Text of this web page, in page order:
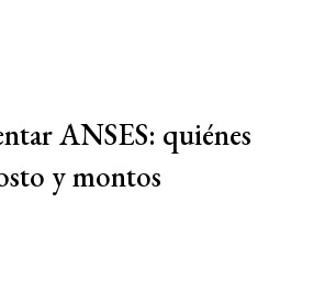
ANSES: quiénes
y montos